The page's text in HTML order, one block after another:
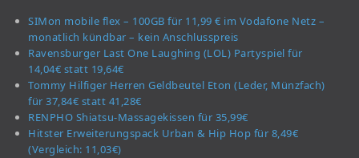
SIMon mobile flex – 100GB für 11,99 € im Vodafone Netz –
monatlich kündbar – kein Anschlusspreis
Ravensburger Last One Laughing (LOL) Partyspiel für
14,04€ statt 19,64€
Tommy Hilfiger Herren Geldbeutel Eton (Leder, Münzfach)
für 37,84€ statt 41,28€
RENPHO Shiatsu-Massagekissen für 35,99€
Hitster Erweiterungspack Urban & Hip Hop für 8,49€
(Vergleich: 11,03€)